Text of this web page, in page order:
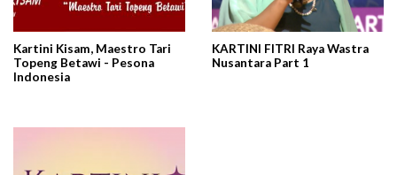
Kartini Kisam, Maestro Tari
Topeng Betawi - Pesona
Indonesia
KARTINI FITRI Raya Wastra
Nusantara Part 1